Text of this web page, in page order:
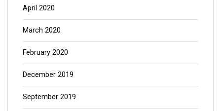
April 2020
March 2020
February 2020
December 2019
September 2019